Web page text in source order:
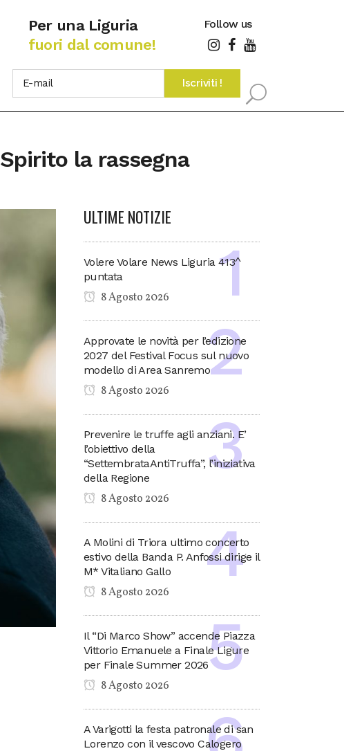
Per una Liguria
fuori dal comune!
Follow us
la rassegna
ULTIME NOTIZIE
Volere Volare News Liguria 413^
puntata
8 Agosto 2026
Approvate le novità per l’edizione
2027 del Festival Focus sul nuovo
modello di Area Sanremo
8 Agosto 2026
Prevenire le truffe agli anziani. E’
l’obiettivo della
“SettembrataAntiTruffa”, l’iniziativa
della Regione
8 Agosto 2026
A Molini di Triora ultimo concerto
estivo della Banda P. Anfossi dirige il
M* Vitaliano Gallo
8 Agosto 2026
Il “Di Marco Show” accende Piazza
Vittorio Emanuele a Finale Ligure
per Finale Summer 2026
8 Agosto 2026
A Varigotti la festa patronale di san
Lorenzo con il vescovo Calogero